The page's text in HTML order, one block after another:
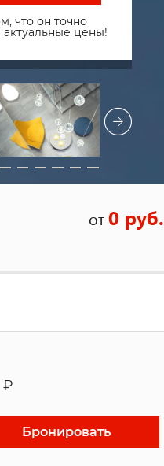
что он точно
цены!
от0 руб.
₽
Бронировать